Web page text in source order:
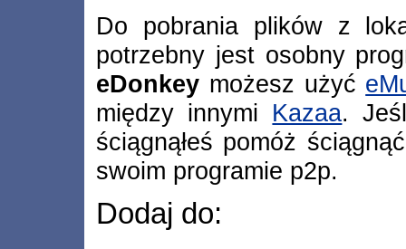
Do pobrania plików z
potrzebny jest osobny
eDonkey możesz użyć
między innymi Kazaa.
ściągnąłeś pomóż
swoim programie p2p.
Dodaj do: